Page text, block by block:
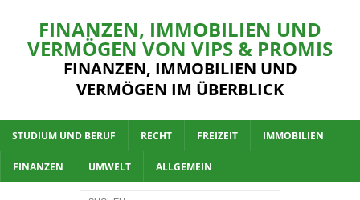
FINANZEN, IMMOBILIEN UND
VERMÖGEN VON VIPS & PROMIS
FINANZEN, IMMOBILIEN UND
VERMÖGEN IM ÜBERBLICK
STUDIUM UND BERUF RECHT FREIZEIT IMMOBILIEN
FINANZEN UMWELT ALLGEMEIN